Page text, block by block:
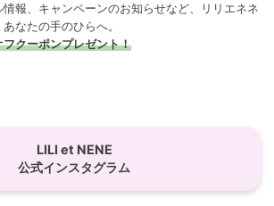
報、キャンペーンのお知らせなど、リリエネネ
なたの手のひらへ。
クーポンプレゼント！
LILI et NENE
公式インスタグラム